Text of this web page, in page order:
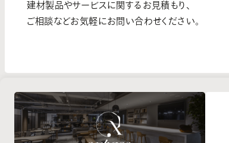
建材製品やサービスに関するお見積もり、
ご相談などお気軽にお問い合わせください。